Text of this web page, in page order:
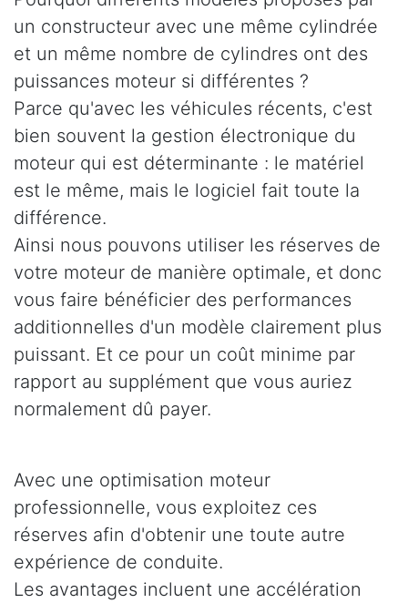
un constructeur avec une même cylindrée
et un même nombre de cylindres ont des
puissances moteur si différentes ?
Parce qu'avec les véhicules récents, c'est
bien souvent la gestion électronique du
moteur qui est déterminante : le matériel
est le même, mais le logiciel fait toute la
différence.
Ainsi nous pouvons utiliser les réserves de
votre moteur de manière optimale, et donc
vous faire bénéficier des performances
additionnelles d'un modèle clairement plus
puissant. Et ce pour un coût minime par
rapport au supplément que vous auriez
normalement dû payer.
Avec une optimisation moteur
professionnelle, vous exploitez ces
réserves afin d'obtenir une toute autre
expérience de conduite.
Les avantages incluent une accélération